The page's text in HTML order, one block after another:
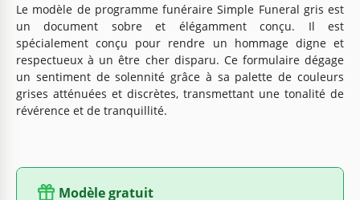
Le modèle de programme funéraire Simple Funeral gris est
un document sobre et élégamment conçu. Il est
spécialement conçu pour rendre un hommage digne et
respectueux à un être cher disparu. Ce formulaire dégage
un sentiment de solennité grâce à sa palette de couleurs
grises atténuées et discrètes, transmettant une tonalité de
révérence et de tranquillité.
Modèle gratuit